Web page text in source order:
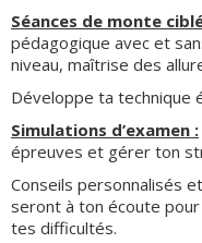
Séances de monte
pédagogique avec et
niveau, maîtrise des
Développe ta technique
Simulations d’examen :
épreuves et gérer ton
Conseils personnalisés
seront à ton écoute
tes difficultés.